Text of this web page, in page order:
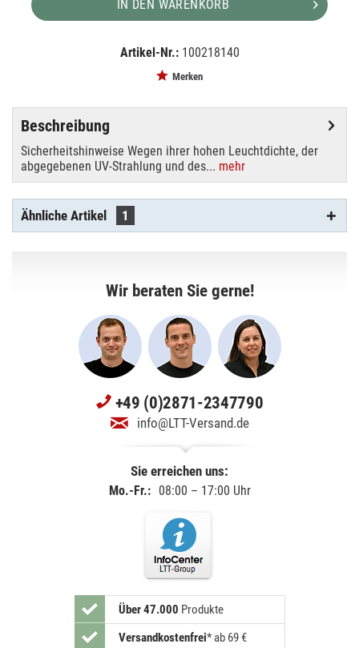
IN DEN WARENKORB
Artikel-Nr.: 100218140
Merken
Beschreibung
Sicherheitshinweise Wegen ihrer hohen Leuchtdichte, der
abgegebenen UV-Strahlung und des... mehr
Ähnliche Artikel 1
Wir beraten Sie gerne!
+49 (0)2871-2347790
info@LTT-Versand.de
Sie erreichen uns:
Mo.-Fr.: 08:00 – 17:00 Uhr
Über 47.000 Produkte
Versandkostenfrei* ab 69 €